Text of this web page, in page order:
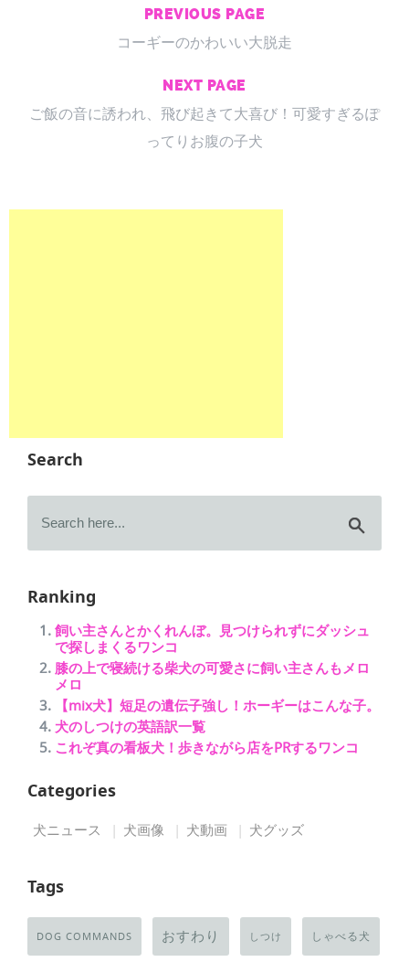
PREVIOUS PAGE
コーギーのかわいい大脱走
NEXT PAGE
ご飯の音に誘われ、飛び起きて大喜び！可愛すぎるぽ
ってりお腹の子犬
Search
Ranking
飼い主さんとかくれんぼ。見つけられずにダッシュ
で探しまくるワンコ
膝の上で寝続ける柴犬の可愛さに飼い主さんもメロ
メロ
【mix犬】短足の遺伝子強し！ホーギーはこんな子。
犬のしつけの英語訳一覧
これぞ真の看板犬！歩きながら店をPRするワンコ
Categories
犬ニュース 犬画像 犬動画 犬グッズ
Tags
DOG COMMANDS おすわり しつけ しゃべる犬